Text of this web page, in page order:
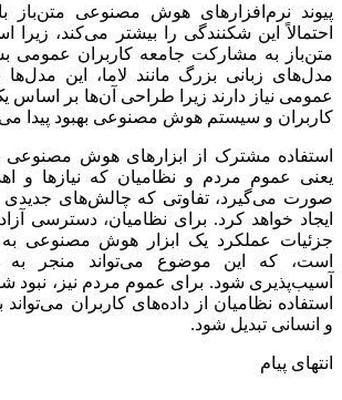
پیوند نرم‌افزارهای هوش مصنوعی متن‌باز
احتمالاً این شکنندگی را بیشتر می‌کند، زیرا
متن‌باز به مشارکت جامعه کاربران عمومی
مدل‌های زبانی بزرگ مانند لاما، این مدل‌ها
عمومی نیاز دارند زیرا طراحی آن‌ها بر اساس
کاربران و سیستم هوش مصنوعی بهبود پیدا
استفاده مشترک از ابزارهای هوش مصنوعی
یعنی عموم مردم و نظامیان که نیازها و
صورت می‌گیرد، تفاوتی که چالش‌های جدیدی
ایجاد خواهد کرد. برای نظامیان، دسترسی
جزئیات عملکرد یک ابزار هوش مصنوعی
است، که این موضوع می‌تواند منجر به
آسیب‌پذیری شود. برای عموم مردم نیز، نبود
استفاده نظامیان از داده‌های کاربران
و انسانی تبدیل شود.
انتهای پیام